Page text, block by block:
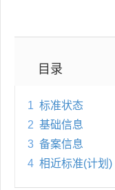
目录
1 标准状态
2 基础信息
3 备案信息
4 相近标准(计划)